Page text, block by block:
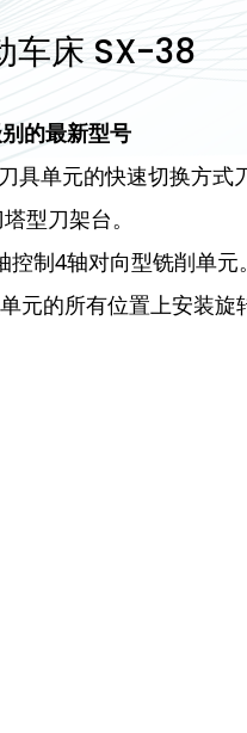
车床 SX-38
的最新型号
具单元的快速切换方式
型刀架台。
制4轴对向型铣削单元。
元的所有位置上安装旋